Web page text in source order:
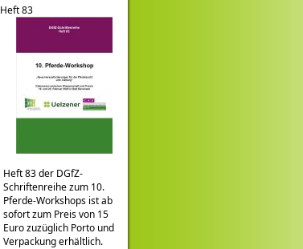
Heft 83
Heft 83 der DGfZ-
Schriftenreihe zum 10.
Pferde-Workshops ist ab
sofort zum Preis von 15
Euro zuzüglich Porto und
Verpackung erhältlich.